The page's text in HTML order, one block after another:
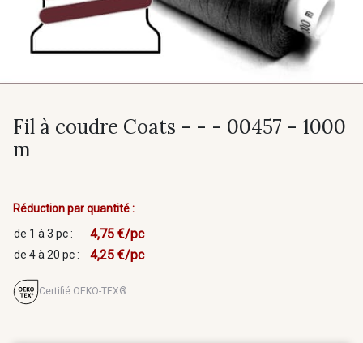
Fil à coudre Coats - - - 00457 - 1000
m
Réduction par quantité :
de 1 à 3 pc :
4,75 €/pc
de 4 à 20 pc : 4,25 €/pc
Certifié OEKO-TEX®